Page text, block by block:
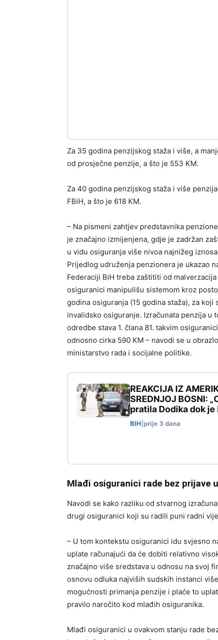
Za 35 godina penzijskog staža i više, a
od prosječne penzije, a što je 553 KM.
Za 40 godina penzijskog staža i više
FBiH, a što je 618 KM.
– Na pismeni zahtjev predstavnika
je značajno izmijenjena, gdje je zadržan
u vidu osiguranja više nivoa najnižeg
Prijedlog udruženja penzionera je ukazao
Federaciji BiH treba zaštititi od
osiguranici manipulišu sistemom kroz
godina osiguranja (15 godina staža), za
invalidsko osiguranje. Izračunata penzija u
odredbe stava 1. člana 81. takvim
odnosno cirka 590 KM – navodi se u
ministarstvo rada i socijalne politike.
REAKCIJA IZ
SREDNJOJ BOSNI:
pratila Dodika dok je
BIH prije 3 dana
Mlađi osiguranici rade bez prijave
Navodi se kako razliku od stvarnog
drugi osiguranici koji su radili puni radni
– U tom kontekstu osiguranici idu svjesno
uplate računajući da će dobiti relativno
značajno više sredstava u odnosu na svoj
osnovu odluka najviših sudskih instanci
mogućnosti primanja penzije i plaće to
pravilo naročito kod mlađih osiguranika.
Mlađi osiguranici u ovakvom stanju rade